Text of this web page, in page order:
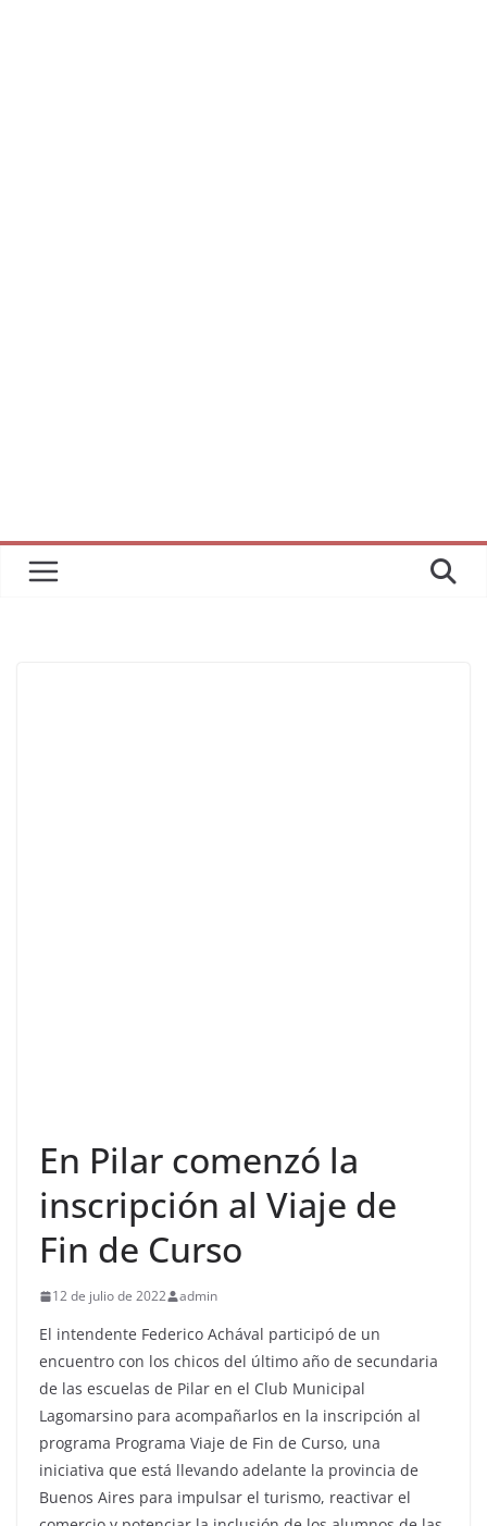
En Pilar comenzó la
inscripción al Viaje de
Fin de Curso
12 de julio de 2022 admin
El intendente Federico Achával participó de un
encuentro con los chicos del último año de secundaria
de las escuelas de Pilar en el Club Municipal
Lagomarsino para acompañarlos en la inscripción al
programa Programa Viaje de Fin de Curso, una
iniciativa que está llevando adelante la provincia de
Buenos Aires para impulsar el turismo, reactivar el